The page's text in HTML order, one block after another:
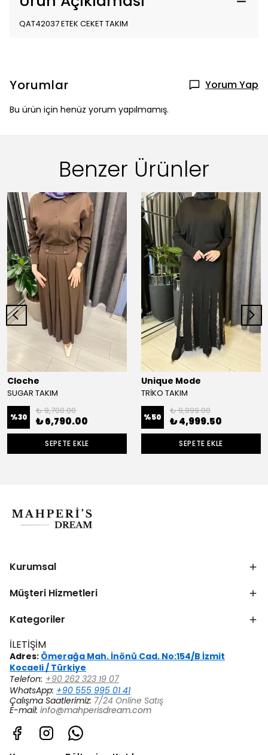
QAT42037 ETEK CEKET TAKIM
Yorumlar Yorum Yap
Bu ürün için henüz yorum yapılmamış.
Benzer Ürünler
Cloche
SUGAR TAKIM
%30
₺ 9,700.00
₺ 6,790.00
SEPETE EKLE
Unique Mode
TRİKO TAKIM
%50
₺ 9,999.00
₺ 4,999.50
SEPETE EKLE
Kurumsal
Müşteri Hizmetleri
Kategoriler
İLETİŞİM
Adres: Ömerağa Mah. İnönü Cad. No:154/B İzmit
Kocaeli / Türkiye
Telefon: +90 262 323 19 07
WhatsApp: +90 555 995 01 41
Çalışma Saatlerimiz: 7/24 Online Satış
E-mail: info@mahperisdream.com